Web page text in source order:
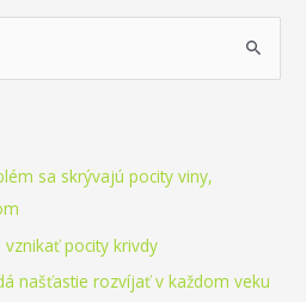
sa skrývajú pocity viny,
pocity krivdy
našťastie rozvíjať v každom veku